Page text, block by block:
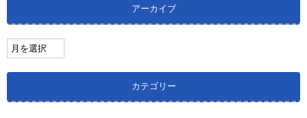
アーカイブ
カテゴリー